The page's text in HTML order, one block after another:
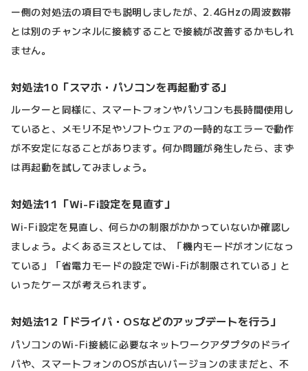
ー側の対処法の項目でも説明しましたが、2.4GHzの周波数帯
とは別のチャンネルに接続することで接続が改善するかもしれ
ません。
対処法10「スマホ・パソコンを再起動する」
ルーターと同様に、スマートフォンやパソコンも長時間使用し
ていると、メモリ不足やソフトウェアの一時的なエラーで動作
が不安定になることがあります。何か問題が発生したら、まず
は再起動を試してみましょう。
対処法11「Wi-Fi設定を見直す」
Wi-Fi設定を見直し、何らかの制限がかかっていないか確認し
ましょう。よくあるミスとしては、「機内モードがオンになっ
ている」「省電力モードの設定でWi-Fiが制限されている」と
いったケースが考えられます。
対処法12「ドライバ・OSなどのアップデートを行う」
パソコンのWi-Fi接続に必要なネットワークアダプタのドライ
バや、スマートフォンのOSが古いバージョンのままだと、不